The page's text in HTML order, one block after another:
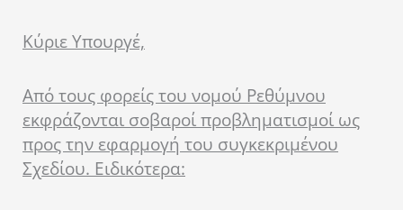
Kύριε Υπουργέ,
Aπό τους φορείς του νομού Ρεθύμνου
εκφράζονται σοβαροί προβληματισμοί ως
προς την εφαρμογή του συγκεκριμένου
Σχεδίου. Ειδικότερα: